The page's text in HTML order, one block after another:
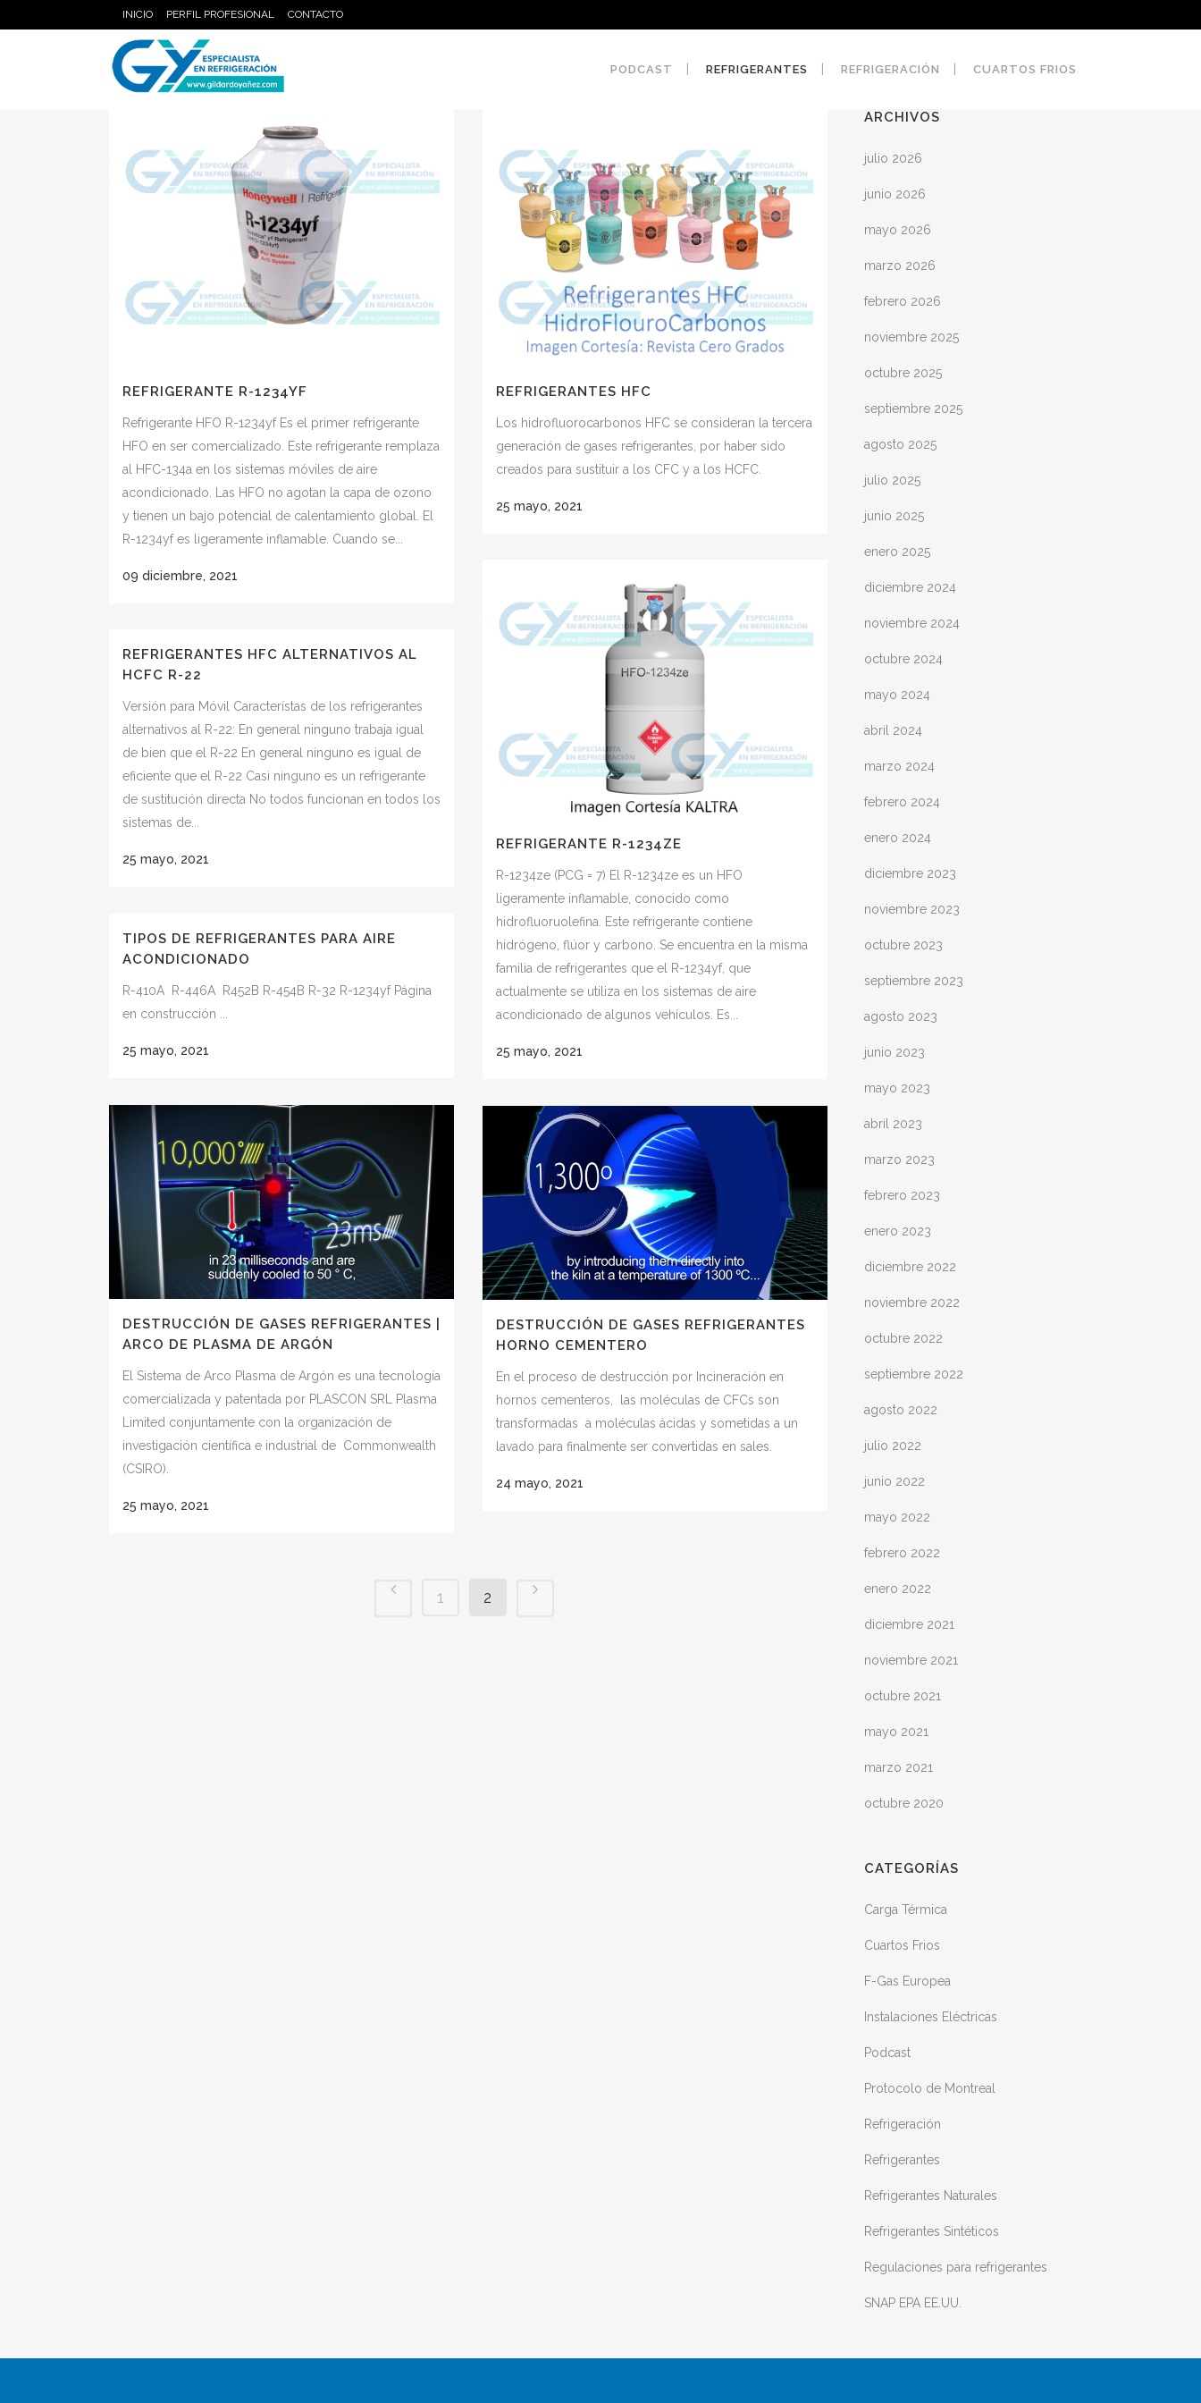
INICIO PERFIL PROFESIONAL CONTACTO
PODCAST REFRIGERANTES REFRIGERACIÓN CUARTOS FRIOS
REFRIGERANTE R-1234YF
Refrigerante HFO R-1234yf Es el primer refrigerante
HFO en ser comercializado. Este refrigerante remplaza
al HFC-134a en los sistemas móviles de aire
acondicionado. Las HFO no agotan la capa de ozono
y tienen un bajo potencial de calentamiento global. El
R-1234yf es ligeramente inflamable. Cuando se...
09 diciembre, 2021
REFRIGERANTES HFC
Los hidrofluorocarbonos HFC se consideran la tercera
generación de gases refrigerantes, por haber sido
creados para sustituir a los CFC y a los HCFC.
25 mayo, 2021
REFRIGERANTE R-1234ZE
R-1234ze (PCG = 7) El R-1234ze es un HFO
ligeramente inflamable, conocido como
hidrofluoruolefina. Este refrigerante contiene
hidrógeno, flúor y carbono. Se encuentra en la misma
familia de refrigerantes que el R-1234yf, que
actualmente se utiliza en los sistemas de aire
acondicionado de algunos vehículos. Es...
25 mayo, 2021
REFRIGERANTES HFC ALTERNATIVOS AL
HCFC R-22
Versión para Móvil Característas de los refrigerantes
alternativos al R-22: En general ninguno trabaja igual
de bien que el R-22 En general ninguno es igual de
eficiente que el R-22 Casi ninguno es un refrigerante
de sustitución directa No todos funcionan en todos los
sistemas de...
25 mayo, 2021
TIPOS DE REFRIGERANTES PARA AIRE
ACONDICIONADO
R-410A R-446A R452B R-454B R-32 R-1234yf Página
en construcción ...
25 mayo, 2021
DESTRUCCIÓN DE GASES REFRIGERANTES |
ARCO DE PLASMA DE ARGÓN
El Sistema de Arco Plasma de Argón es una tecnología
comercializada y patentada por PLASCON SRL Plasma
Limited conjuntamente con la organización de
investigación científica e industrial de Commonwealth
(CSIRO).
25 mayo, 2021
DESTRUCCIÓN DE GASES REFRIGERANTES
HORNO CEMENTERO
En el proceso de destrucción por Incineración en
hornos cementeros, las moléculas de CFCs son
transformadas a moléculas ácidas y sometidas a un
lavado para finalmente ser convertidas en sales.
24 mayo, 2021
1 2
ARCHIVOS
julio 2026
junio 2026
mayo 2026
marzo 2026
febrero 2026
noviembre 2025
octubre 2025
septiembre 2025
agosto 2025
julio 2025
junio 2025
enero 2025
diciembre 2024
noviembre 2024
octubre 2024
mayo 2024
abril 2024
marzo 2024
febrero 2024
enero 2024
diciembre 2023
noviembre 2023
octubre 2023
septiembre 2023
agosto 2023
junio 2023
mayo 2023
abril 2023
marzo 2023
febrero 2023
enero 2023
diciembre 2022
noviembre 2022
octubre 2022
septiembre 2022
agosto 2022
julio 2022
junio 2022
mayo 2022
febrero 2022
enero 2022
diciembre 2021
noviembre 2021
octubre 2021
mayo 2021
marzo 2021
octubre 2020
CATEGORÍAS
Carga Térmica
Cuartos Frios
F-Gas Europea
Instalaciones Eléctricas
Podcast
Protocolo de Montreal
Refrigeración
Refrigerantes
Refrigerantes Naturales
Refrigerantes Sintéticos
Regulaciones para refrigerantes
SNAP EPA EE.UU.